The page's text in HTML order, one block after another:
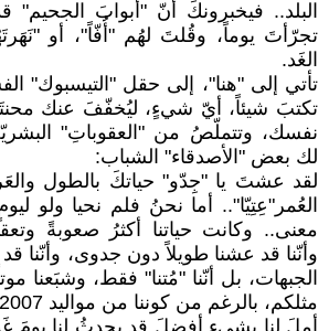
البلد.. فيخبرونكَ أنّ "أبوابَ الجحيم"
تجرّأتَ يوماً، وقُلتَ لهُم "أُفّاً"، أو
الغَد.
تأتي إلى "هنا"، إلى حقل "التيسبوك"
تكتبَ شيئاً، أيّ شيءٍ، ليُخفّفَ عنك
نفسك، وتتملّصُ من "العقوباتِ"
لك بعض "الأصدقاء" الشباب:
لقد عشتَ يا "جِدّو" حياتكَ بالطول
العُمر"عِتِيّا".. أما نحنُ فلم نحيا ولو
معنى.. وكانت حياتنا أكثرُ صعوبةً
وأنّنا قد عشنا طويلاً دون جدوى، وأنّنا
الجبهات، بل أنّنا "مُتنا" فقط، وشبَعنا